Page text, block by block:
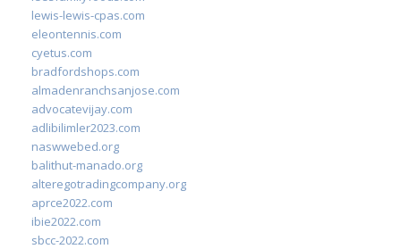
lewis-lewis-cpas.com
eleontennis.com
cyetus.com
bradfordshops.com
almadenranchsanjose.com
advocatevijay.com
adlibilimler2023.com
naswwebed.org
balithut-manado.org
alteregotradingcompany.org
aprce2022.com
ibie2022.com
sbcc-2022.com